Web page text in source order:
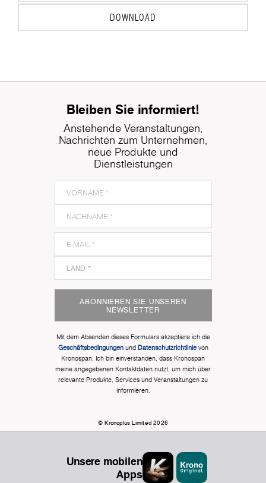
DOWNLOAD
Bleiben Sie informiert!
Anstehende Veranstaltungen,
Nachrichten zum Unternehmen,
neue Produkte und
Dienstleistungen
ABONNIEREN SIE UNSEREN
NEWSLETTER
Mit dem Absenden dieses Formulars akzeptiere ich die
Geschäftsbedingungenund Datenschutzrichtlinievon
Kronospan. Ich bin einverstanden, dass Kronospan
meine angegebenen Kontaktdaten nutzt, um mich über
relevante Produkte, Services und Veranstaltungen zu
informieren.
© Kronoplus Limited 2026
Unsere mobilen
Apps